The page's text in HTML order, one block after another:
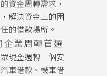
資金周轉需求，
解決資金上的困
的借款場所。
業周轉首選
現金週轉一個安
車借款、機車借